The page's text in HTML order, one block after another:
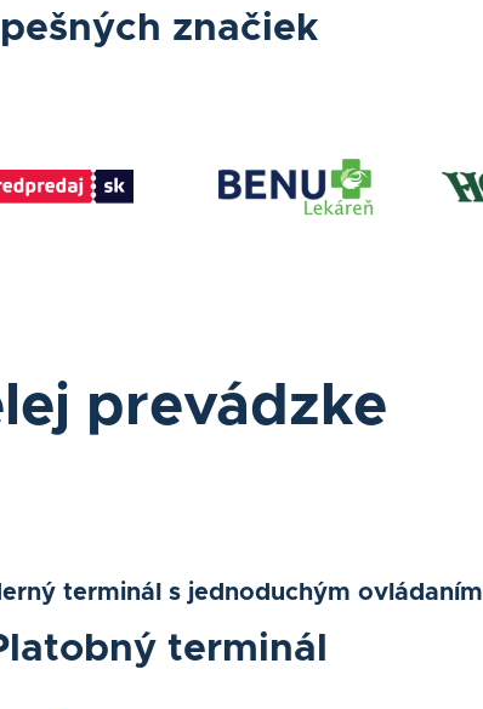
značiek
prevádzke
terminál s jednoduchým ovládaním
terminál